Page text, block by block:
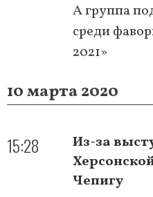
А группа
среди
2021»
10 марта 2020
15:28
Из-за
Чепигу